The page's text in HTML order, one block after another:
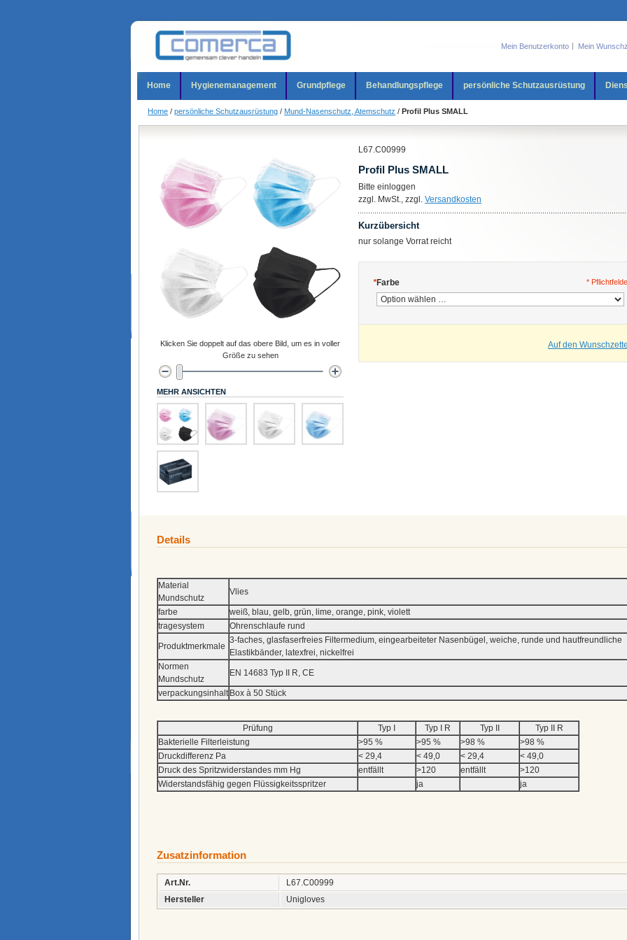
Mein Benutzerkonto Mein
Home Hygienemanagement Grundpflege Behandlungspflege persönliche Schutzausrüstung
Home /persönliche Schutzausrüstung / Mund-Nasenschutz, Atemschutz /Profil Plus SMALL
L67.C00999
Profil Plus SMALL
Bitte einloggen
zzgl. MwSt., zzgl. Versandkosten
Kurzübersicht
nur solange Vorrat reicht
*Farbe *
Auf den
Klicken Sie doppelt auf das obere Bild, um es in voller
Größe zu sehen
MEHR ANSICHTEN
Details
Material
Mundschutz
Vlies
farbe
weiß, blau, gelb, grün, lime, orange, pink, violett
tragesystem
Ohrenschlaufe rund
Produktmerkmale
3-faches, glasfaserfreies Filtermedium, eingearbeiteter Nasenbügel, weiche, runde und hautfreundliche
Elastikbänder, latexfrei, nickelfrei
Normen
Mundschutz
EN 14683 Typ II R, CE
verpackungsinhalt Box à 50 Stück
Prüfung Typ I Typ I R Typ II
Typ II R
Bakterielle Filterleistung
>95 % >95 % >98 %
>98 %
Druckdifferenz Pa
< 29,4 < 49,0 < 29,4
< 49,0
Druck des Spritzwiderstandes mm Hg
entfällt >120 entfällt
>120
Widerstandsfähig gegen Flüssigkeitsspritzer
ja ja
Zusatzinformation
Art.Nr.
L67.C00999
Hersteller
Unigloves